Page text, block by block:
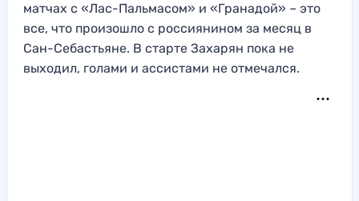
матчах с «Лас-Пальмасом» и «Гранадой» – это
все, что произошло с россиянином за месяц в
Сан-Себастьяне. В старте Захарян пока не
выходил, голами и ассистами не отмечался.